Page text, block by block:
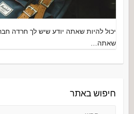
יכול להיות שאתה יודע שיש לך חרדה
שאתה…
חיפוש באתר